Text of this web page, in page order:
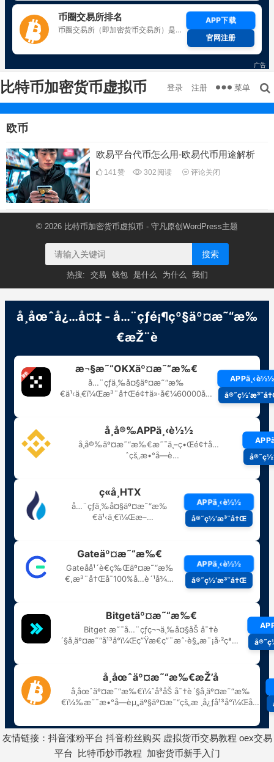
比特币加密货币虚拟币 登录 注册 菜单
欧币
欧易平台代币怎么用-欧易代币用途解析
141赞 302 阅读 评论关闭
© 2026 比特币加密货币虚拟币 - 守凡原创 WordPress主题
搜索
热搜: 交易 钱包 是什么 为什么 我们
友情链接： 抖音涨粉平台 抖音粉丝购买 虚拟货币交易教程 oex交易
平台
比特币炒币教程 加密货币新手入门